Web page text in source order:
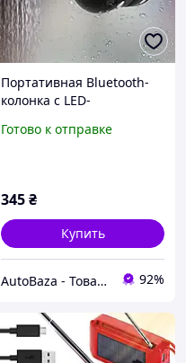
Портативная Bluetooth-
колонка с LED-
водонепроницаемая
беспроводной динамик
Готово к отправке
345₴
Купить
AutoBaza - Товары для автомобилей и жизни 92%